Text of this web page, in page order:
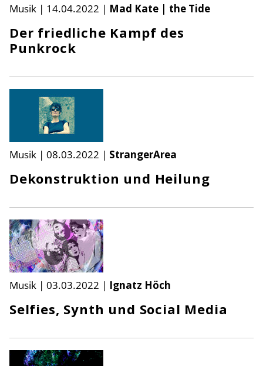
Musik | 14.04.2022 | Mad Kate | the Tide
Der friedliche Kampf des
Punkrock
Musik | 08.03.2022 | StrangerArea
Dekonstruktion und Heilung
Musik | 03.03.2022 | Ignatz Höch
Selfies, Synth und Social Media